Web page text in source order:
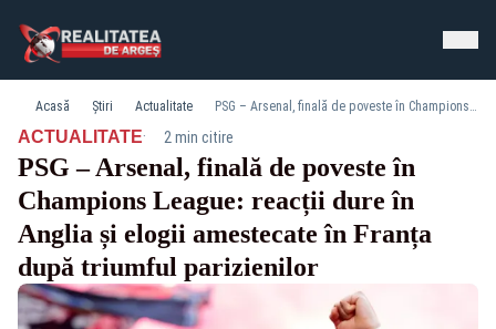
Acasă Știri Actualitate PSG – Arsenal, finală de poveste în Champions League: reacții dure în Anglia și elogii amestecate în Franța după triumful parizienilor
ACTUALITATE· 2 min citire
PSG – Arsenal, finală de poveste în
Champions League: reacții dure în
Anglia și elogii amestecate în Franța
după triumful parizienilor